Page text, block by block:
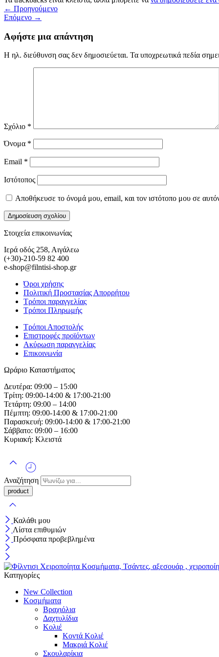
← Προηγούμενο
Επόμενο →
Αφήστε μια απάντηση
Η ηλ. διεύθυνση σας δεν δημοσιεύεται. Τα υποχρεωτικά πεδία
Σχόλιο *
Όνομα *
Email *
Ιστότοπος
Αποθήκευσε το όνομά μου, email, και τον ιστότοπο μου σε
Στοιχεία επικοινωνίας
Ιερά οδός 258, Αιγάλεω
(+30)-210-59 82 400
e-shop@filntisi-shop.gr
Όροι χρήσης
Πολιτική Προστασίας Απορρήτου
Τρόποι παραγγελίας
Τρόποι Πληρωμής
Τρόποι Αποστολής
Επιστροφές προϊόντων
Ακύρωση παραγγελίας
Επικοινωνία
Ωράριο Καταστήματος
Δευτέρα: 09:00 – 15:00
Τρίτη: 09:00-14:00 & 17:00-21:00
Τετάρτη: 09:00 – 14:00
Πέμπτη: 09:00-14:00 & 17:00-21:00
Παρασκευή: 09:00-14:00 & 17:00-21:00
Σάββατο: 09:00 – 16:00
Κυριακή: Κλειστά
Αναζήτηση
Καλάθι μου
Λίστα επιθυμιών
Πρόσφατα προβεβλημένα
Κατηγορίες
New Collection
Κοσμήματα
Βραχιόλια
Δαχτυλίδια
Κολιέ
Κοντά Κολιέ
Μακριά Κολιέ
Σκουλαρίκια